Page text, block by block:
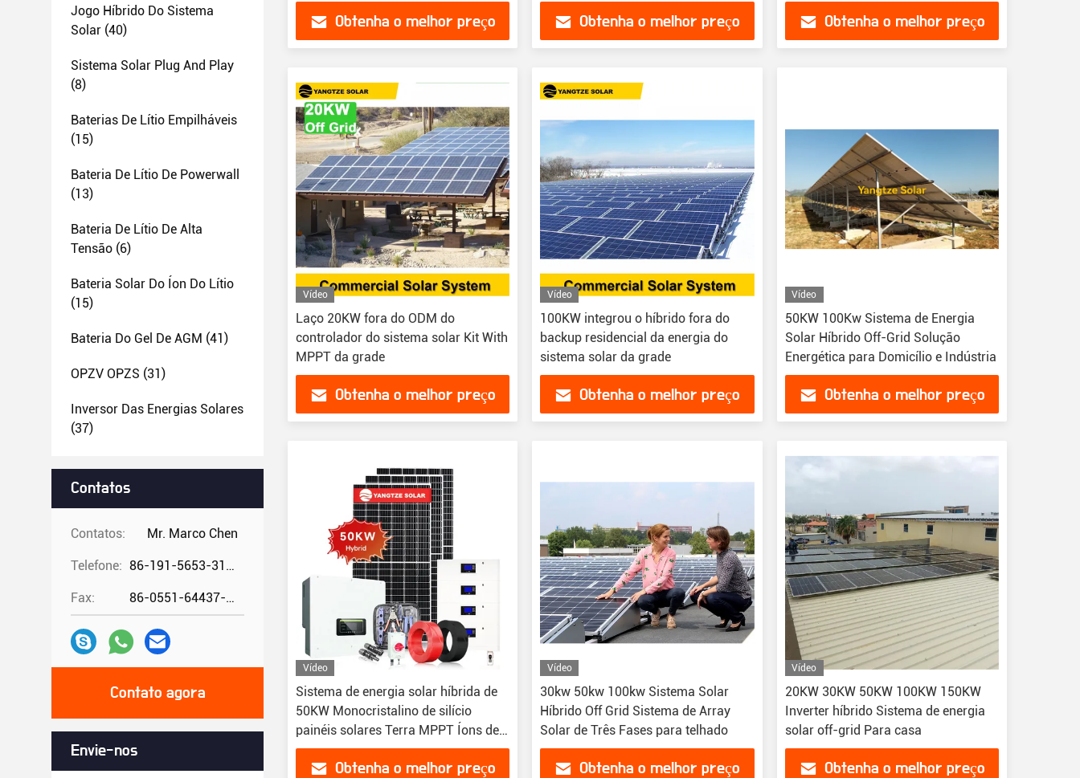
Jogo Híbrido Do Sistema
Solar (40)
Sistema Solar Plug And Play
(8)
Baterias De Lítio Empilháveis
(15)
Bateria De Lítio De Powerwall
(13)
Bateria De Lítio De Alta
Tensão (6)
Bateria Solar Do Íon Do Lítio
(15)
Bateria Do Gel De AGM (41)
OPZV OPZS (31)
Inversor Das Energias Solares
(37)
Contatos
Contatos: Mr. Marco Chen
Telefone: 86-191-5653-3194
Fax: 86-0551-64437-729
Contato agora
Envie-nos
Obtenha o melhor preço Obtenha o melhor preço Obtenha o melhor preço
Vídeo
Laço 20KW fora do ODM do
controlador do sistema solar Kit With
MPPT da grade
Obtenha o melhor preço
Vídeo
100KW integrou o híbrido fora do
backup residencial da energia do
sistema solar da grade
Obtenha o melhor preço
Vídeo
50KW 100Kw Sistema de Energia
Solar Híbrido Off-Grid Solução
Energética para Domicílio e Indústria
Obtenha o melhor preço
Vídeo
Sistema de energia solar híbrida de
50KW Monocristalino de silício
painéis solares Terra MPPT Íons de
lítio Energia doméstica
Obtenha o melhor preço
Vídeo
30kw 50kw 100kw Sistema Solar
Híbrido Off Grid Sistema de Array
Solar de Três Fases para telhado
Obtenha o melhor preço
Vídeo
20KW 30KW 50KW 100KW 150KW
Inverter híbrido Sistema de energia
solar off-grid Para casa
Obtenha o melhor preço